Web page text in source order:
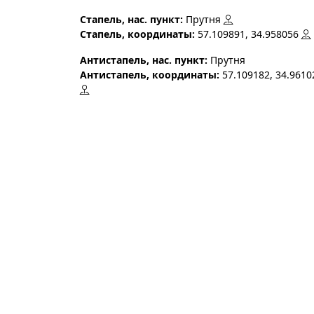
Стапель, нас. пункт: Прутня
Стапель, координаты: 57.109891, 34.958056
Антистапель, нас. пункт: Прутня
Антистапель, координаты: 57.109182,